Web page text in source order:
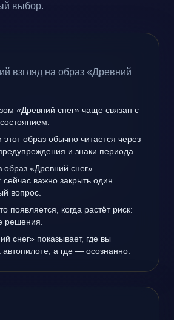
выбор.
взгляд на образ «Древний
«Древний снег» чаще связан с
образ обычно читается через
и знаки периода.
образ «Древний снег»
сейчас важно закрыть один
вопрос.
появляется, когда растёт риск:
решения.
снег» показывает, где вы
автопилоте, а где — осознанно.